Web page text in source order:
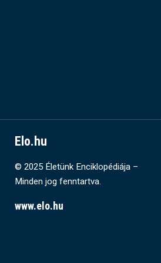
Elo.hu
© 2025 Életünk Enciklopédiája –
Minden jog fenntartva.
www.elo.hu